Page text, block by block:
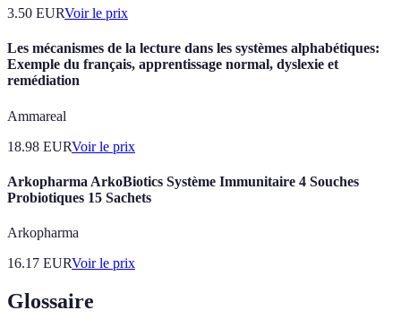
3.50 EURVoir le prix
Les mécanismes de la lecture dans les systèmes alphabétiques:
Exemple du français, apprentissage normal, dyslexie et
remédiation
Ammareal
18.98 EURVoir le prix
Arkopharma ArkoBiotics Système Immunitaire 4 Souches
Probiotiques 15 Sachets
Arkopharma
16.17 EURVoir le prix
Glossaire